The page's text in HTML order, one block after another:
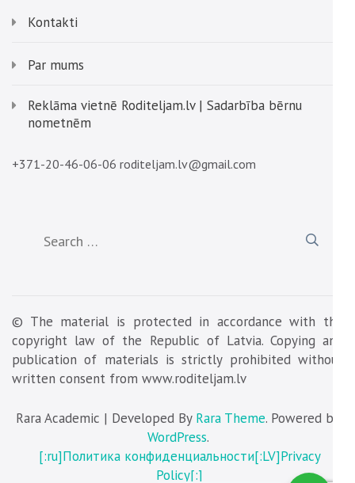
Kontakti
Par mums
Reklāma vietnē Roditeljam.lv | Sadarbība bērnu
nometnēm
+371-20-46-06-06 roditeljam.lv@gmail.com
© The material is protected in accordance with the
copyright law of the Republic of Latvia. Copying and
publication of materials is strictly prohibited without
written consent from www.roditeljam.lv
Rara Academic | Developed By Rara Theme. Powered by
WordPress.
[:ru]Политика конфиденциальности[:LV]Privacy
Policy[:]